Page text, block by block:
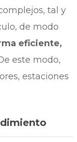
tal y
de modo
eficiente,
este modo,
estaciones